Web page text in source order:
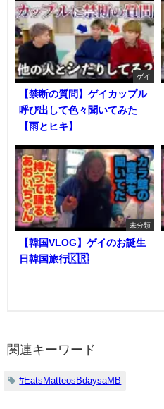
ゲイ
【禁断の質問】ゲイカップル
呼び出して色々聞いてみた
【雨とヒキ】
未分類
【韓国VLOG】ゲイのお誕生
日韓国旅行🇰🇷
関連キーワード
#EatsMatteosBdaysaMB